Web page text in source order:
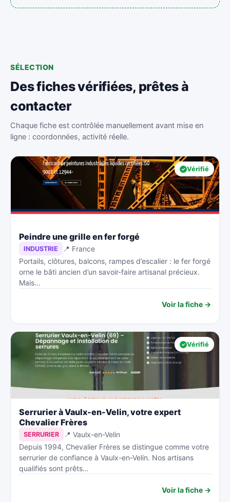
SÉLECTION
Des fiches vérifiées, prêtes à
contacter
Chaque fiche est contrôlée manuellement avant mise en
ligne : coordonnées, activité réelle.
Vérifié
Peindre une grille en fer forgé
INDUSTRIE
📍 France
Portails, clôtures, balcons, rampes d’escalier : le fer forgé
orne le bâti ancien d’un savoir-faire artisanal précieux.
Mais…
Voir la fiche →
Vérifié
Serrurier à Vaulx-en-Velin, votre expert
Chevalier Frères
SERRURIER
📍 Vaulx-en-Velin
Depuis 1994, Chevalier Frères se distingue comme votre
serrurier de confiance à Vaulx-en-Velin. Nos artisans
qualifiés sont prêts…
Voir la fiche →